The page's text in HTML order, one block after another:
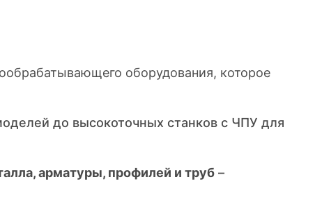
оборудования, которое
до высокоточных станков с ЧПУ для
арматуры, профилей и труб –